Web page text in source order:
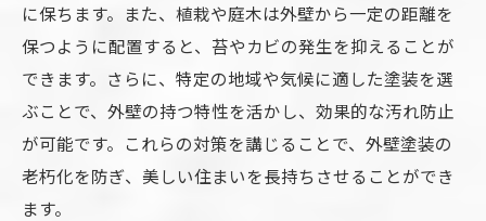
に保ちます。また、植栽や庭木は外壁から一定の距離を
保つように配置すると、苔やカビの発生を抑えることが
できます。さらに、特定の地域や気候に適した塗装を選
ぶことで、外壁の持つ特性を活かし、効果的な汚れ防止
が可能です。これらの対策を講じることで、外壁塗装の
老朽化を防ぎ、美しい住まいを長持ちさせることができ
ます。